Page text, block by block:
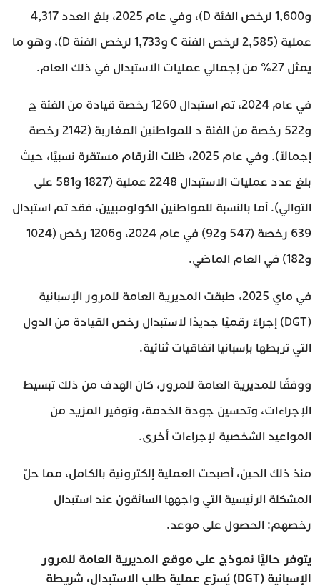
و1,600 لرخص الفئة D)، وفي عام 2025، بلغ العدد 4,317
عملية (2,585 لرخص الفئة C و1,733 لرخص الفئة D)، وهو ما
يمثل 27% من إجمالي عمليات الاستبدال في ذلك العام.
في عام 2024، تم استبدال 1260 رخصة قيادة من الفئة ج
و522 رخصة من الفئة د للمواطنين المغاربة (2142 رخصة
إجمالاً). وفي عام 2025، ظلت الأرقام مستقرة نسبيًا، حيث
بلغ عدد عمليات الاستبدال 2248 عملية (1827 و581 على
التوالي). أما بالنسبة للمواطنين الكولومبيين، فقد تم استبدال
639 رخصة (547 و92) في عام 2024، و1206 رخص (1024
و182) في العام الماضي.
في ماي 2025، طبقت المديرية العامة للمرور الإسبانية
(DGT) إجراءً رقميًا جديدًا لاستبدال رخص القيادة من الدول
التي تربطها بإسبانيا اتفاقيات ثنائية.
ووفقًا للمديرية العامة للمرور، كان الهدف من ذلك تبسيط
الإجراءات، وتحسين جودة الخدمة، وتوفير المزيد من
المواعيد الشخصية لإجراءات أخرى.
منذ ذلك الحين، أصبحت العملية إلكترونية بالكامل، مما حلّ
المشكلة الرئيسية التي واجهها السائقون عند استبدال
رخصهم: الحصول على موعد.
يتوفر حاليًا نموذج على موقع المديرية العامة للمرور
الإسبانية (DGT) يُسرّع عملية طلب الاستبدال، شريطة